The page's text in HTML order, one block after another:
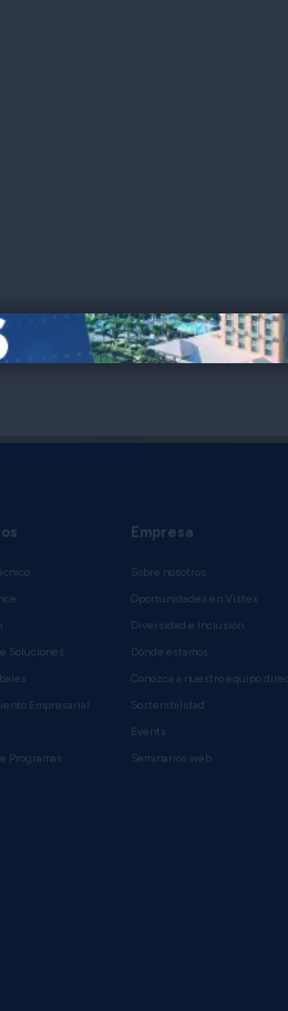
Soluciones
Empresarial
Programas
Empresa
Sobre nosotros
Oportunidades en Vistex
Diversidad e Inclusión
Dónde estamos
Conozca a nuestro equipo
Sostenibilidad
Events
Seminarios web